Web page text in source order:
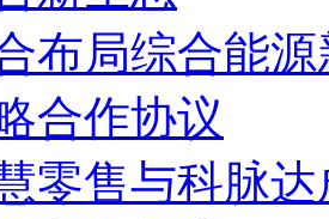
布局综合能
合作协议
零售与科脉达